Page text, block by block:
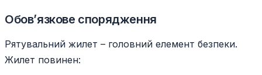
Обов’язкове спорядження
Рятувальний жилет – головний елемент безпеки.
Жилет повинен: